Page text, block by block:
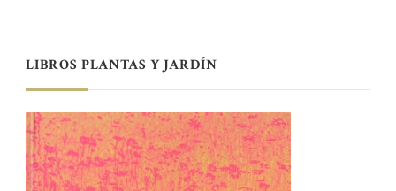
LIBROS PLANTAS Y JARDÍN